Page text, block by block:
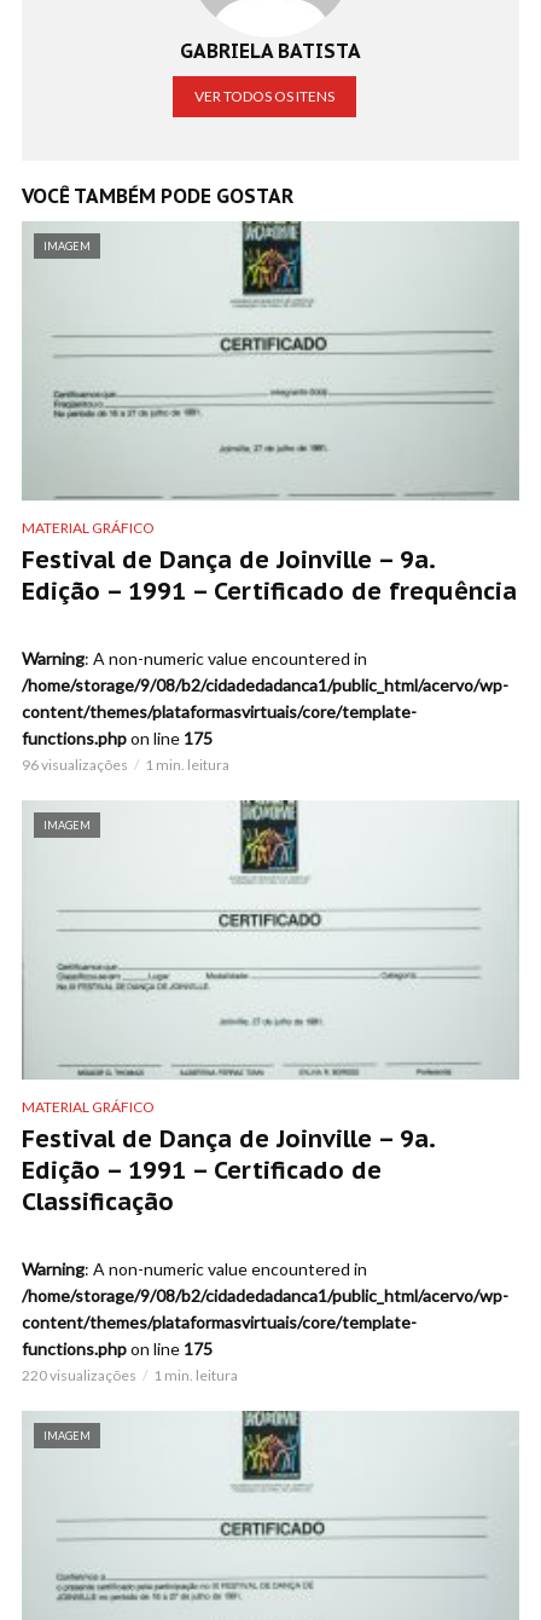
GABRIELA BATISTA
VER TODOS OS ITENS
VOCÊ TAMBÉM PODE GOSTAR
IMAGEM
MATERIAL GRÁFICO
Festival de Dança de Joinville – 9a.
Edição – 1991 – Certificado de frequência
Warning: A non-numeric value encountered in
/home/storage/9/08/b2/cidadedadanca1/public_html/acervo/wp-
content/themes/plataformasvirtuais/core/template-
functions.phpon line 175
96 visualizações 1 min. leitura
IMAGEM
MATERIAL GRÁFICO
Festival de Dança de Joinville – 9a.
Edição – 1991 – Certificado de
Classificação
Warning: A non-numeric value encountered in
/home/storage/9/08/b2/cidadedadanca1/public_html/acervo/wp-
content/themes/plataformasvirtuais/core/template-
functions.phpon line 175
220 visualizações 1 min. leitura
IMAGEM